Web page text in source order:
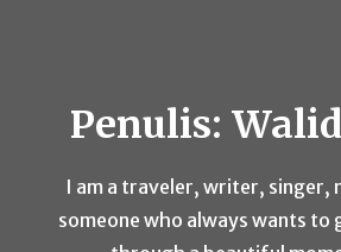
Penulis:
I am a traveler, writer, singer,
someone who always wants to